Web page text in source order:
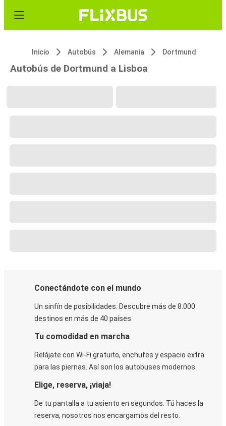
Inicio Autobús Alemania Dortmund
Autobús de Dortmund a Lisboa
Conectándote con el mundo
Un sinfín de posibilidades. Descubre más de 8.000
destinos en más de 40 países.
Tu comodidad en marcha
Relájate con Wi-Fi gratuito, enchufes y espacio extra
para las piernas. Así son los autobuses modernos.
Elige, reserva, ¡viaja!
De tu pantalla a tu asiento en segundos. Tú haces la
reserva, nosotros nos encargamos del resto.